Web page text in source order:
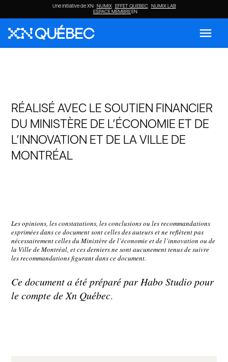
Une initiative de XN NUMIX EFFET QUEBEC NUMIX LAB
ESPACE MEMBREEN
menu
RÉALISÉ AVEC LE SOUTIEN FINANCIER
DU MINISTÈRE DE L’ÉCONOMIE ET DE
L’INNOVATION ET DE LA VILLE DE
MONTRÉAL
Les opinions, les constatations, les conclusions ou les recommandations
exprimées dans ce document sont celles des auteurs et ne reflètent pas
nécessairement celles du Ministère de l’économie et de l’innovation ou de
la Ville de Montréal, et ces derniers ne sont aucunement tenus de suivre
les recommandations figurant dans ce document.
Ce document a été préparé par Habo Studio pour
le compte de Xn Québec.